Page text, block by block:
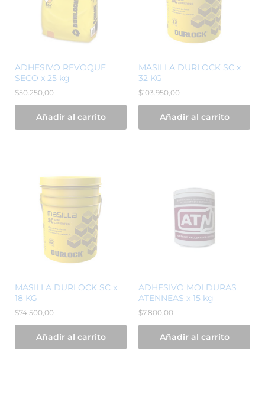
ADHESIVO REVOQUE
SECO x 25 kg
$50.250,00
Añadir al carrito
MASILLA DURLOCK SC x
32 KG
$103.950,00
Añadir al carrito
MASILLA DURLOCK SC x
18 KG
$74.500,00
Añadir al carrito
ADHESIVO MOLDURAS
ATENNEAS x 15 kg
$7.800,00
Añadir al carrito